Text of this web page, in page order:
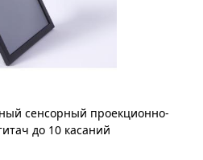
сенсорный проекционно-
до 10 касаний